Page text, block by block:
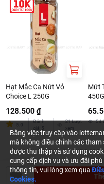
Bột Ngũ Cốc Damtuh 15 Loại
hội ngộ đầy đa dạng của các
đậu nành, gạo lứt trắng,
đậu đỏ, mè đen, hạt kê, đậu đỏ
cám, ý dĩ, yến mạch. Ngoài ra,
Hạt Mắc Ca Nứt Vỏ
Choice L 250G
128.500 ₫
5.0
Đánh
giá 5
21Lượt
xem
Mứt
450G
54
Bằng việc truy cập vào
mà không điều chỉnh các tham
được thu thập và sử dụng
cung cấp dịch vụ và ưu đãi
thông tin, vui lòng xem qua
Cookies.